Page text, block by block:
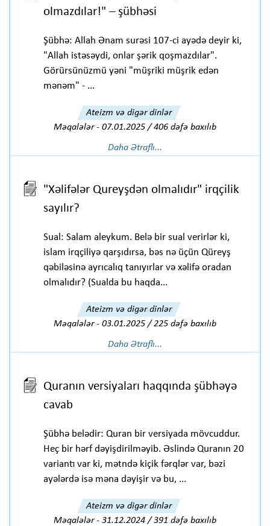
olmazdılar!" – şübhəsi
Şübhə: Allah Ənam surəsi 107-ci ayədə deyir ki,
"Allah istəsəydi, onlar şərik qoşmazdılar".
Görürsünüzmü yəni "müşriki müşrik edən
mənəm" - ...
Ateizm və digər dinlər
Məqalələr- 07.01.2025 / 406 dəfə baxılıb
Daha Ətraflı...
"Xəlifələr Qureyşdən olmalıdır" irqçilik
sayılır?
Sual: Salam aleykum. Belə bir sual verirlər ki,
islam irqçiliyə qarşıdırsa, bəs nə üçün Qüreyş
qəbiləsinə ayrıcalıq tanıyırlar və xəlifə oradan
olmalıdır? (Sualda bu haqda...
Ateizm və digər dinlər
Məqalələr- 03.01.2025 / 225 dəfə baxılıb
Daha Ətraflı...
Quranın versiyaları haqqında şübhəyə
cavab
Şübhə belədir: Quran bir versiyada mövcuddur.
Heç bir hərf dəyişdirilməyib. Əslində Quranın 20
variantı var ki, mətndə kiçik fərqlər var, bəzi
ayələrdə isə məna dəyişir və bu, ...
Ateizm və digər dinlər
Məqalələr- 31.12.2024 / 391 dəfə baxılıb